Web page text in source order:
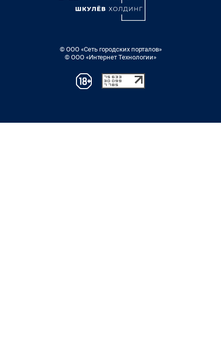
© ООО «Сеть городских порталов»
© ООО «Интернет Технологии»